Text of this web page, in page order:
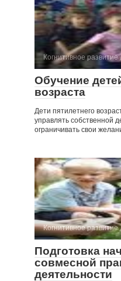
Когнитивное
Обучение
возраста
Дети пятилетнего
управлять собственной
ограничивать свои
Когнитивное
Подготовка
совмесной
деятельности